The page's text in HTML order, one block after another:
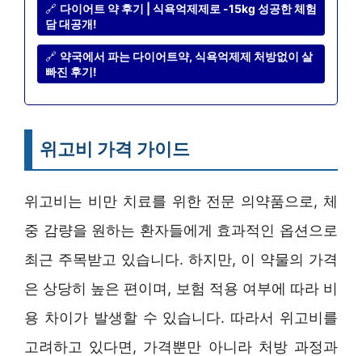
🔗 다이어트 약 후기 | 식욕억제제로 -15kg 성공한 체험
담 대공개!
🔗 약국에서 파는 다이어트약, 식욕억제제 처방없이 살
빠진 후기!
위고비 가격 가이드
위고비는 비만 치료를 위한 전문 의약품으로, 체
중 감량을 원하는 환자들에게 효과적인 옵션으로
최근 주목받고 있습니다. 하지만, 이 약물의 가격
은 상당히 높은 편이며, 보험 적용 여부에 따라 비
용 차이가 발생할 수 있습니다. 따라서 위고비를
고려하고 있다면, 가격뿐만 아니라 처방 과정과